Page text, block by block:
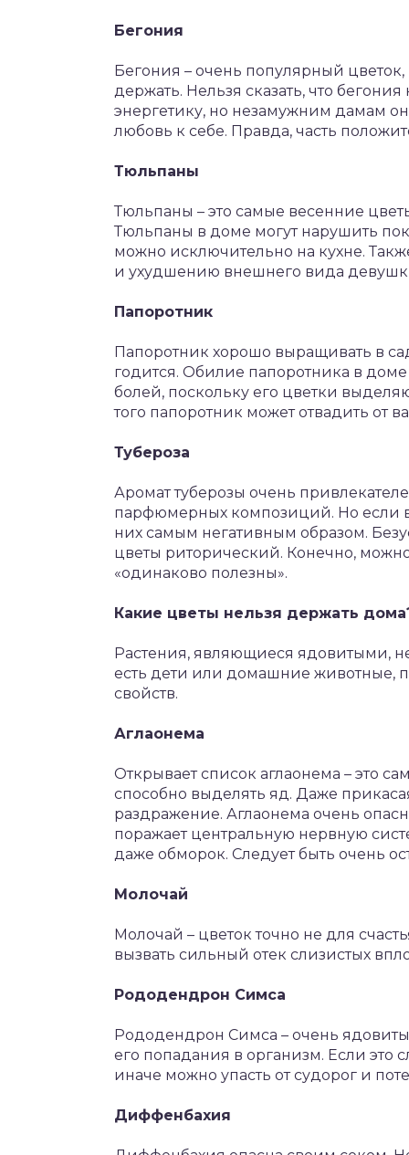
Бегония
Бегония – очень популярный
держать. Нельзя сказать, что
энергетику, но незамужним дамам
любовь к себе. Правда, часть
Тюльпаны
Тюльпаны – это самые весенние
Тюльпаны в доме могут нарушить
можно исключительно на кухне.
и ухудшению внешнего вида
Папоротник
Папоротник хорошо выращивать в
годится. Обилие папоротника в
болей, поскольку его цветки
того папоротник может отвадить от
Тубероза
Аромат туберозы очень
парфюмерных композиций. Но если
них самым негативным образом.
цветы риторический. Конечно,
«одинаково полезны».
Какие цветы нельзя держать
Растения, являющиеся ядовитыми,
есть дети или домашние животные,
свойств.
Аглаонема
Открывает список аглаонема – это
способно выделять яд. Даже
раздражение. Аглаонема очень
поражает центральную нервную
даже обморок. Следует быть очень
Молочай
Молочай – цветок точно не для
вызвать сильный отек слизистых
Рододендрон Симса
Рододендрон Симса – очень
его попадания в организм. Если это
иначе можно упасть от судорог и
Диффенбахия